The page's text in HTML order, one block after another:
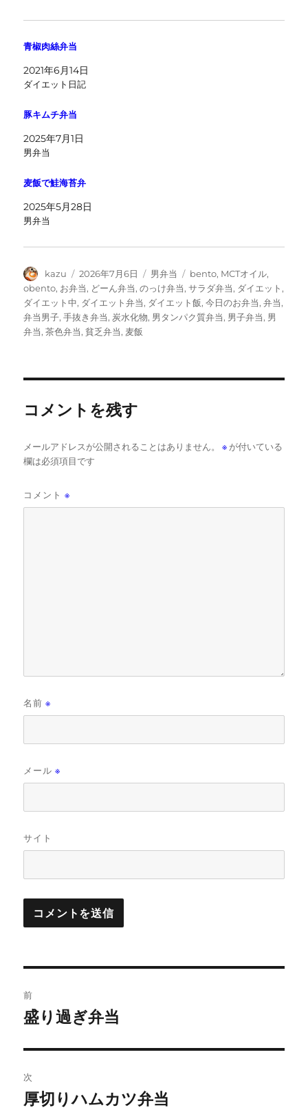
青椒肉絲弁当
2021年6月14日
ダイエット日記
豚キムチ弁当
2025年7月1日
男弁当
麦飯で鮭海苔弁
2025年5月28日
男弁当
投
稿
者
kazu
投
稿
日:
2026年7月6日
カ
テ
ゴ
リ
男弁当
タ
グ
bento, MCTオイル,
obento, お弁当, どーん弁当,のっけ弁当,サラダ弁当, ダイエット ,
ダイエット中, ダイエット弁当, ダイエット飯,今日のお弁当,弁当,
弁当男子,手抜き弁当, 炭水化物, 男タンパク質弁当, 男子弁当, 男
弁当,茶色弁当,貧乏弁当, 麦飯
コメントを残す
メールアドレスが公開されることはありません。 ※ が付いている
欄は必須項目です
コメント※
名前※
メール※
サイト
稿
ビ
ゲ
前
前
投
稿:
盛り過ぎ弁当
次
次
厚切りハムカツ弁当